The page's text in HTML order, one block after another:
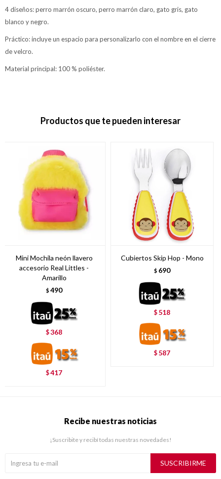
4 diseños: perro marrón oscuro, perro marrón claro, gato gris, gato
blanco y negro.
Práctico: incluye un espacio para personalizarlo con el nombre en el cierre
de velcro.
Material principal: 100 % poliéster.
Productos que te pueden interesar
Mini Mochila neón llavero
accesorio Real Littles -
Amarillo
$ 490
$368
$417
Cubiertos Skip Hop - Mono
$ 690
$ 518
$ 587
Recibe nuestras noticias
¡Suscribite y recibí todas nuestras novedades!
SUSCRIBIRME